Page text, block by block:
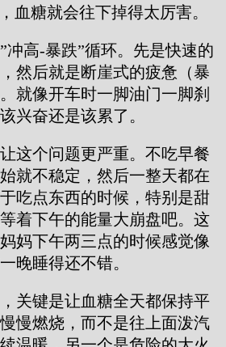
血糖就会往下掉得太厉害。
冲高-暴跌”循环。先是快速的
然后就是断崖式的疲惫（暴
就像开车时一脚油门一脚刹
兴奋还是该累了。
这个问题更严重。不吃早餐
就不稳定，然后一整天都在
吃点东西的时候，特别是甜
着下午的能量大崩盘吧。这
妈下午两三点的时候感觉像
晚睡得还不错。
关键是让血糖全天都保持平
慢燃烧，而不是往上面泼汽